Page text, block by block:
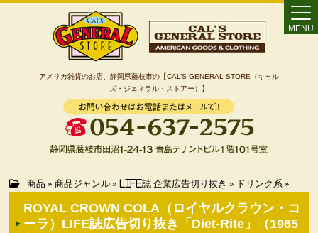
アメリカ雑貨のお店、静岡県藤枝市の【CAL’S GENERAL STORE（キャル
ズ・ジェネラル・ストアー）】
MENU
Home
カート
商品 » 商品ジャンル » LIFE誌 企業広告切り抜き » ドリンク系 »
ROYAL CROWN COLA（ロイヤルクラウン・コ
ーラ）LIFE誌広告切り抜き「Diet-Rite」（1965